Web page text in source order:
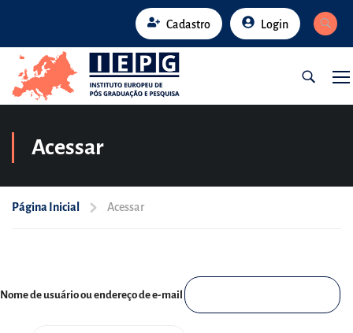
Cadastro Login
Acessar
Página Inicial Acessar
Nome de usuário ou endereço de e-mail